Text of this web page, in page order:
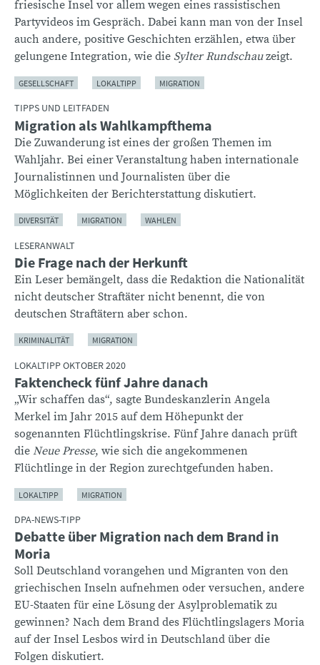
friesische Insel vor allem wegen eines rassistischen
Partyvideos im Gespräch. Dabei kann man von der Insel
auch andere, positive Geschichten erzählen, etwa über
gelungene Integration, wie die Sylter Rundschauzeigt.
GESELLSCHAFT LOKALTIPP MIGRATION
TIPPS UND LEITFADEN
Migration als Wahlkampfthema
Die Zuwanderung ist eines der großen Themen im
Wahljahr. Bei einer Veranstaltung haben internationale
Journalistinnen und Journalisten über die
Möglichkeiten der Berichterstattung diskutiert.
DIVERSITÄT MIGRATION WAHLEN
LESERANWALT
Die Frage nach der Herkunft
Ein Leser bemängelt, dass die Redaktion die Nationalität
nicht deutscher Straftäter nicht benennt, die von
deutschen Straftätern aber schon.
KRIMINALITÄT MIGRATION
LOKALTIPP OKTOBER 2020
Faktencheck fünf Jahre danach
„Wir schaffen das“, sagte Bundeskanzlerin Angela
Merkel im Jahr 2015 auf dem Höhepunkt der
sogenannten Flüchtlingskrise. Fünf Jahre danach prüft
die Neue Presse, wie sich die angekommenen
Flüchtlinge in der Region zurechtgefunden haben.
LOKALTIPP MIGRATION
DPA-NEWS-TIPP
Debatte über Migration nach dem Brand in
Moria
Soll Deutschland vorangehen und Migranten von den
griechischen Inseln aufnehmen oder versuchen, andere
EU-Staaten für eine Lösung der Asylproblematik zu
gewinnen? Nach dem Brand des Flüchtlingslagers Moria
auf der Insel Lesbos wird in Deutschland über die
Folgen diskutiert.